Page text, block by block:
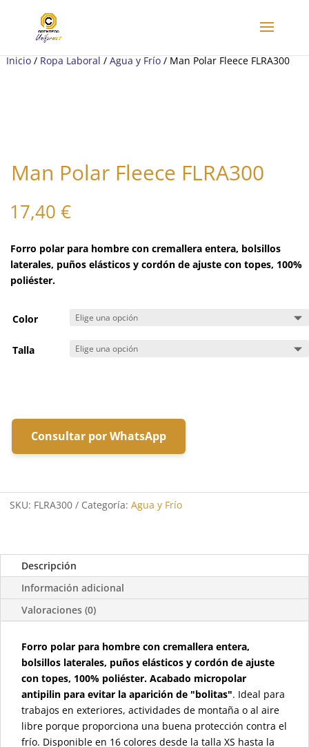
Inicio/Ropa Laboral/Agua y Frío/ Man Polar Fleece FLRA300
Man Polar Fleece FLRA300
17,40 €
Forro polar para hombre con cremallera entera, bolsillos
laterales, puños elásticos y cordón de ajuste con topes, 100%
poliéster.
Color
Talla
Consultar por WhatsApp
SKU: FLRA300 Categoría: Agua y Frío
Descripción
Información adicional
Valoraciones (0)
Forro polar para hombre con cremallera entera,
bolsillos laterales, puños elásticos y cordón de ajuste
con topes, 100% poliéster. Acabado micropolar
antipilin para evitar la aparición de "bolitas". Ideal para
trabajos en exteriores, actividades de montaña o al aire
libre porque proporciona una buena protección contra el
frío. Disponible en 16 colores desde la talla XS hasta la